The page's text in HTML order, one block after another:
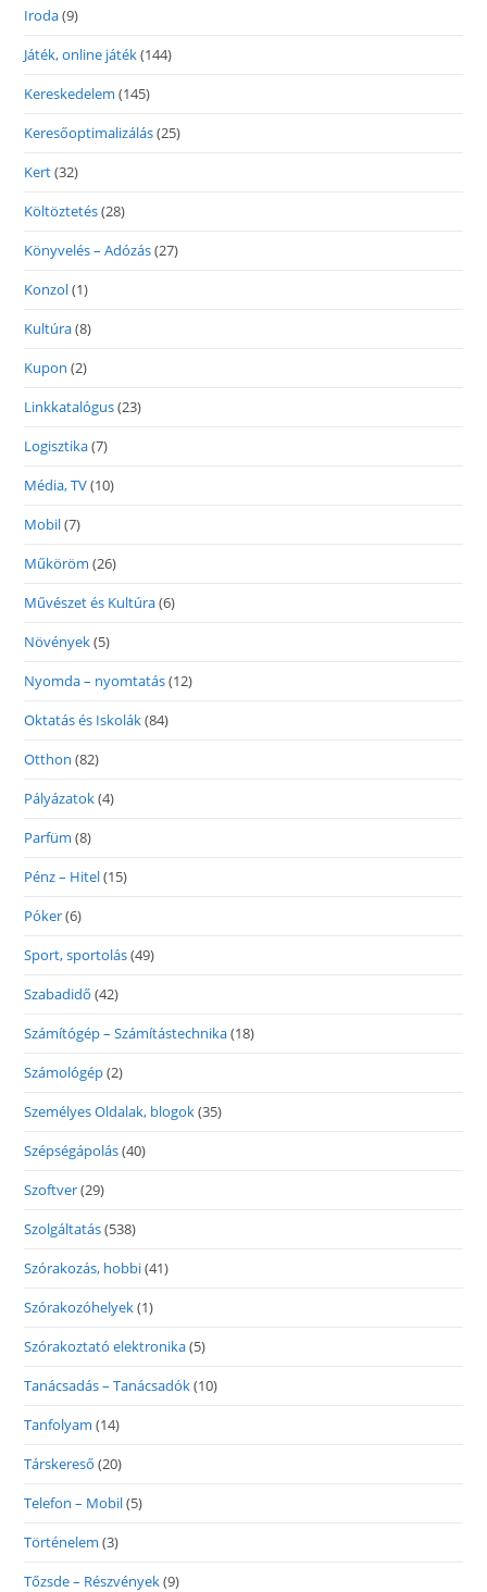
Iroda(9)
Játék, online játék(144)
Kereskedelem (145)
Keresőoptimalizálás(25)
Kert(32)
Költöztetés(28)
Könyvelés – Adózás(27)
Konzol(1)
Kultúra(8)
Kupon (2)
Linkkatalógus(23)
Logisztika(7)
Média, TV(10)
Mobil(7)
Műköröm (26)
Művészet és Kultúra(6)
Növények(5)
Nyomda – nyomtatás(12)
Oktatás és Iskolák(84)
Otthon (82)
Pályázatok(4)
Parfüm (8)
Pénz – Hitel(15)
Póker(6)
Sport, sportolás(49)
Szabadidő (42)
Számítógép – Számítástechnika(18)
Számológép(2)
Személyes Oldalak, blogok(35)
Szépségápolás(40)
Szoftver(29)
Szolgáltatás(538)
Szórakozás, hobbi(41)
Szórakozóhelyek(1)
Szórakoztató elektronika(5)
Tanácsadás – Tanácsadók(10)
Tanfolyam (14)
Társkereső (20)
Telefon – Mobil(5)
Történelem (3)
Tőzsde – Részvények(9)